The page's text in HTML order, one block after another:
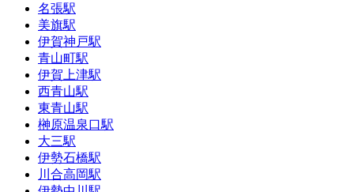
名張駅
美旗駅
伊賀神戸駅
青山町駅
伊賀上津駅
西青山駅
東青山駅
榊原温泉口駅
大三駅
伊勢石橋駅
川合高岡駅